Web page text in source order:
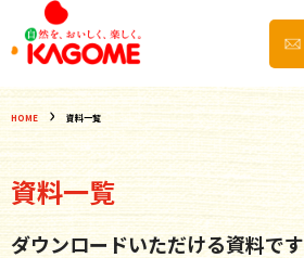
HOME 資料一覧
資料一覧
ダウンロードいただける資料です